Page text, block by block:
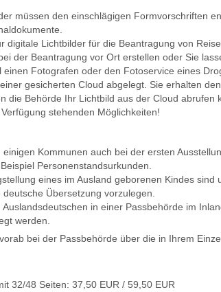
müssen den einschlägigen Formvorschriften
digitale Lichtbilder für die Beantragung von
der Beantragung vor Ort erstellen oder Sie
einen Fotografen oder den Fotoservice eines
gesicherten Cloud abgelegt. Sie erhalten
die Behörde Ihr Lichtbild aus der Cloudabrufen
stehenden Möglichkeiten!
einigen Kommunen auch bei der ersten
Personenstandsurkunden.
eines im Ausland geborenen Kindes
Übersetzung vorzulegen.
Auslandsdeutschen in einer Passbehörde im
werden.
bei der Passbehörde über die in Ihrem
32/48 Seiten: 37,50 EUR / 59,50 EUR